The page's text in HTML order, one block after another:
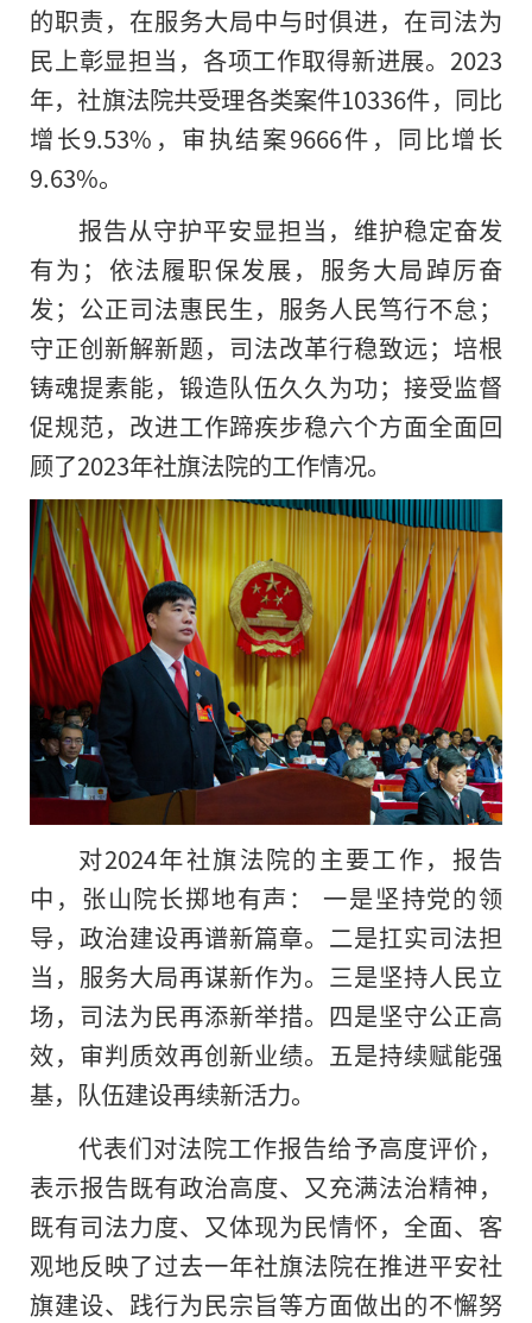
的职责，在服务大局中与时俱进，在司法为
民上彰显担当，各项工作取得新进展。2023
年，社旗法院共受理各类案件10336件，同比
增长9.53%，审执结案9666件，同比增长
9.63%。
报告从守护平安显担当，维护稳定奋发
有为；依法履职保发展，服务大局踔厉奋
发；公正司法惠民生，服务人民笃行不怠；
守正创新解新题，司法改革行稳致远；培根
铸魂提素能，锻造队伍久久为功；接受监督
促规范，改进工作蹄疾步稳六个方面全面回
顾了2023年社旗法院的工作情况。
对2024年社旗法院的主要工作，报告
中，张山院长掷地有声： 一是坚持党的领
导，政治建设再谱新篇章。二是扛实司法担
当，服务大局再谋新作为。三是坚持人民立
场，司法为民再添新举措。四是坚守公正高
效，审判质效再创新业绩。五是持续赋能强
基，队伍建设再续新活力。
代表们对法院工作报告给予高度评价，
表示报告既有政治高度、又充满法治精神，
既有司法力度、又体现为民情怀，全面、客
观地反映了过去一年社旗法院在推进平安社
旗建设、践行为民宗旨等方面做出的不懈努